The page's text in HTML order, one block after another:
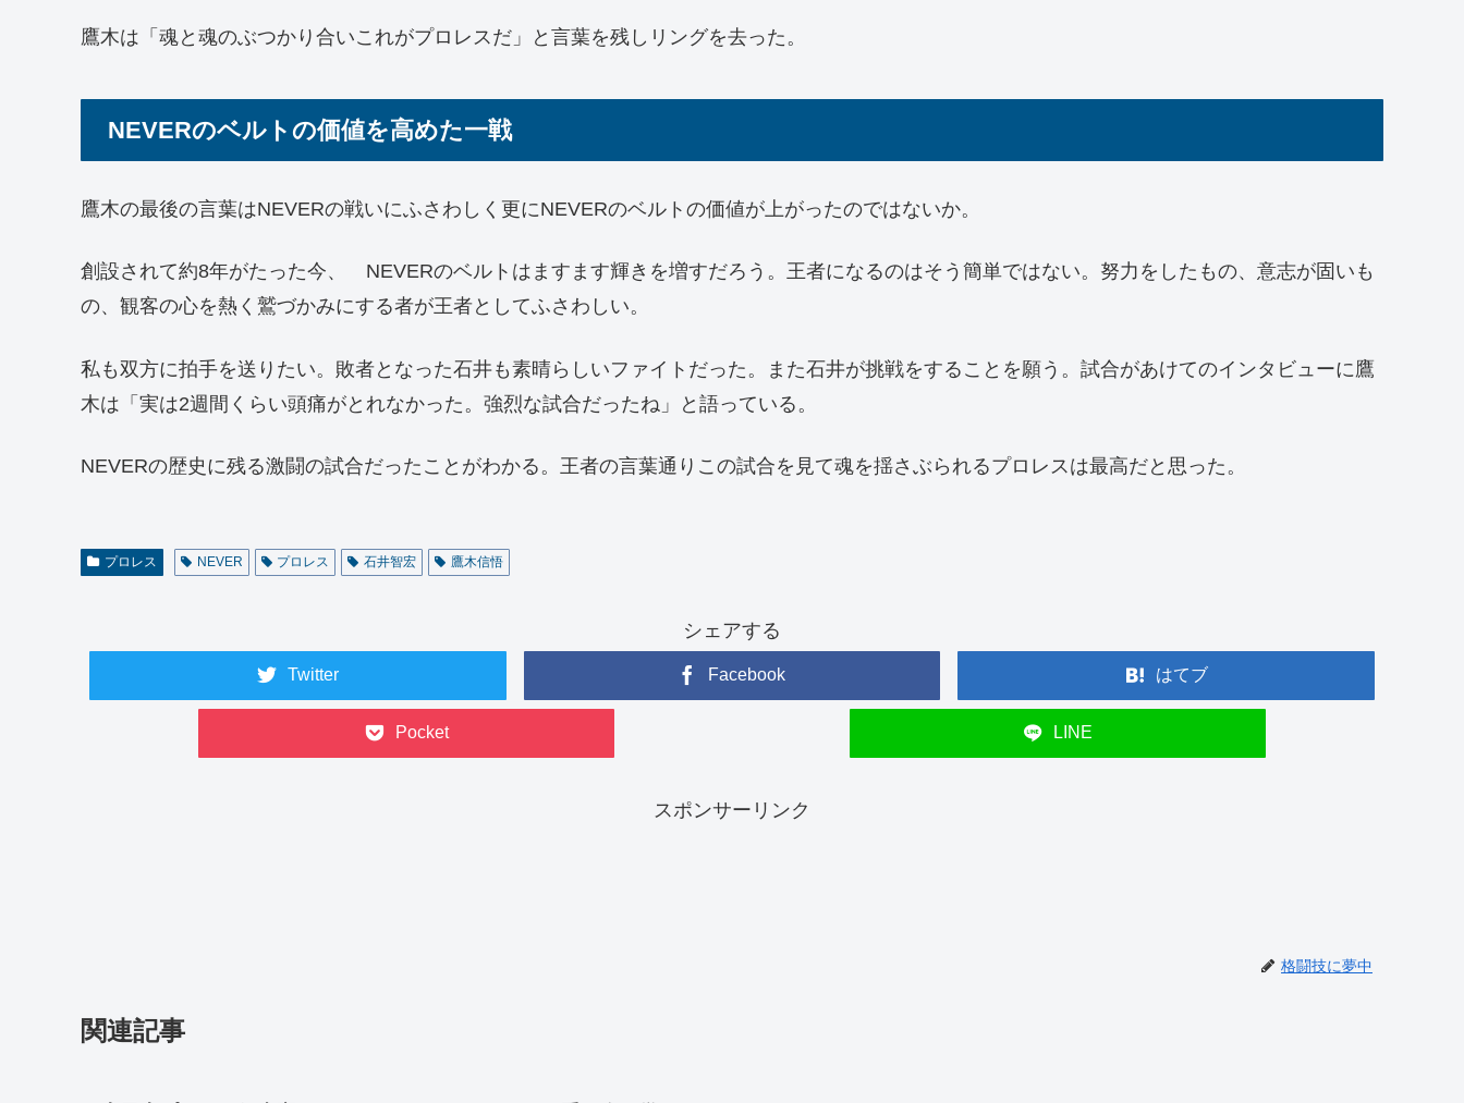
鷹木は「魂と魂のぶつかり合いこれがプロレスだ」と言葉を残しリングを去った。
NEVERのベルトの価値を高めた一戦
鷹木の最後の言葉はNEVERの戦いにふさわしく更にNEVERのベルトの価値が上がったのではないか。
創設されて約8年がたった今、 NEVERのベルトはますます輝きを増すだろう。王者になるのはそう簡単ではない。努力をしたもの、意志が固いも
の、観客の心を熱く鷲づかみにする者が王者としてふさわしい。
私も双方に拍手を送りたい。敗者となった石井も素晴らしいファイトだった。また石井が挑戦をすることを願う。試合があけてのインタビューに鷹
木は「実は2週間くらい頭痛がとれなかった。強烈な試合だったね」と語っている。
NEVERの歴史に残る激闘の試合だったことがわかる。王者の言葉通りこの試合を見て魂を揺さぶられるプロレスは最高だと思った。
プロレス NEVER プロレス 石井智宏 鷹木信悟
シェアする
Twitter Facebook はてブ
Pocket LINE
スポンサーリンク
格闘技に夢中
関連記事